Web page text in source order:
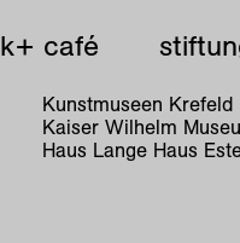
k+ café
Kunstmuseen Krefeld
Kaiser Wilhelm
Haus Lange Haus